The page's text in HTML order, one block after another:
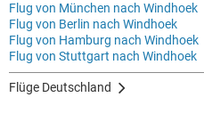
Flug von München nach Windhoek
Flug von Berlin nach Windhoek
Flug von Hamburg nach Windhoek
Flug von Stuttgart nach Windhoek
Flüge Deutschland